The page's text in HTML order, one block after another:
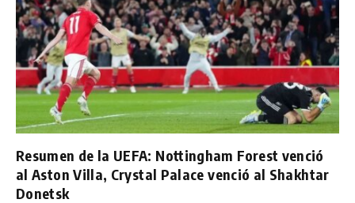
Resumen de la UEFA: Nottingham Forest venció
al Aston Villa, Crystal Palace venció al Shakhtar
Donetsk